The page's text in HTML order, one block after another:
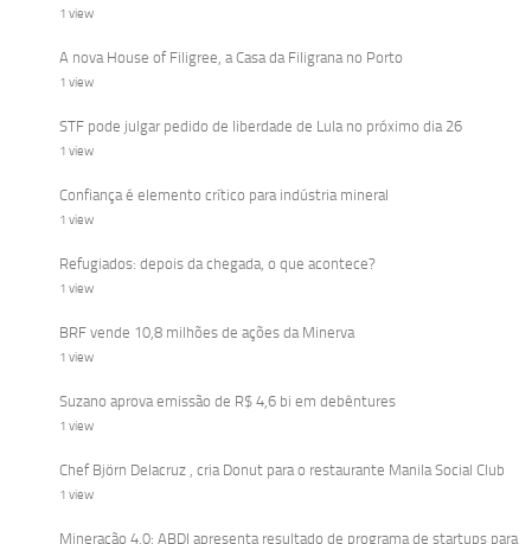
1 view
A nova House of Filigree, a Casa da Filigrana no Porto
1 view
STF pode julgar pedido de liberdade de Lula no próximo dia 26
1 view
Confiança é elemento crítico para indústria mineral
1 view
Refugiados: depois da chegada, o que acontece?
1 view
BRF vende 10,8 milhões de ações da Minerva
1 view
Suzano aprova emissão de R$ 4,6 bi em debêntures
1 view
Chef Björn Delacruz , cria Donut para o restaurante Manila Social Club
1 view
Mineração 4.0: ABDI apresenta resultado de programa de startups para